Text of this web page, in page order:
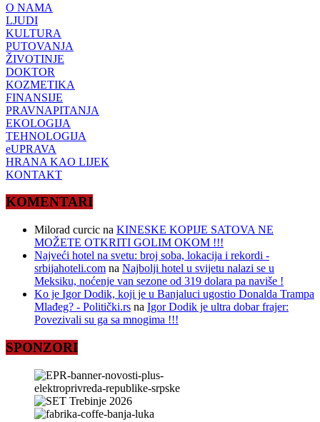
O NAMA
LJUDI
KULTURA
PUTOVANJA
ŽIVOTINJE
DOKTOR
KOZMETIKA
FINANSIJE
PRAVNAPITANJA
EKOLOGIJA
TEHNOLOGIJA
eUPRAVA
HRANA KAO LIJEK
KONTAKT
KOMENTARI
Milorad curcic na KINESKE KOPIJE SATOVA NE
MOŽETE OTKRITI GOLIM OKOM !!!
Najveći hotel na svetu: broj soba, lokacija i rekordi -
srbijahoteli.com na Najbolji hotel u svijetu nalazi se u
Meksiku, noćenje van sezone od 319 dolara pa naviše !
Ko je Igor Dodik, koji je u Banjaluci ugostio Donalda Trampa
Mlađeg? - Politički.rs na Igor Dodik je ultra dobar frajer:
Povezivali su ga sa mnogima !!!
SPONZORI